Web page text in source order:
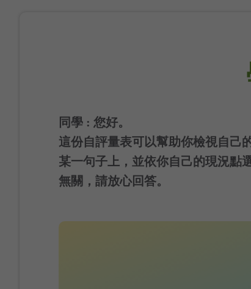
同學 : 您好。
這份自評量表可以幫助你檢視自己
某一句子上，並依你自己的現況點
無關，請放心回答。